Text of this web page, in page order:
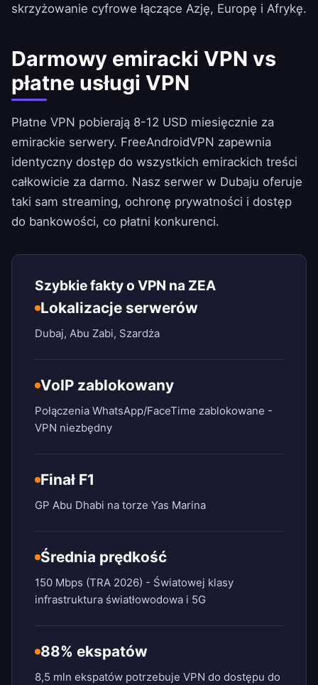
skrzyżowanie cyfrowe łączące Azję, Europę i Afrykę.
Darmowy emiracki VPN vs
płatne usługi VPN
Płatne VPN pobierają 8-12 USD miesięcznie za
emirackie serwery. FreeAndroidVPN zapewnia
identyczny dostęp do wszystkich emirackich treści
całkowicie za darmo. Nasz serwer w Dubaju oferuje
taki sam streaming, ochronę prywatności i dostęp
do bankowości, co płatni konkurenci.
Szybkie fakty o VPN na ZEA
Lokalizacje serwerów
Dubaj, Abu Zabi, Szardża
VoIP zablokowany
Połączenia WhatsApp/FaceTime zablokowane -
VPN niezbędny
Finał F1
GP Abu Dhabi na torze Yas Marina
Średnia prędkość
150 Mbps (TRA 2026) - Światowej klasy
infrastruktura światłowodowa i 5G
88% ekspatów
8,5 mln ekspatów potrzebuje VPN do dostępu do